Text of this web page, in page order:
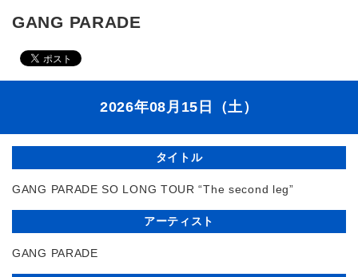
GANG PARADE
2026年08月15日（土）
タイトル
GANG PARADE SO LONG TOUR “The second leg”
アーティスト
GANG PARADE